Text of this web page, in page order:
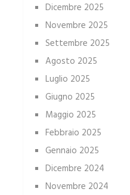
Dicembre 2025
Novembre 2025
Settembre 2025
Agosto 2025
Luglio 2025
Giugno 2025
Maggio 2025
Febbraio 2025
Gennaio 2025
Dicembre 2024
Novembre 2024